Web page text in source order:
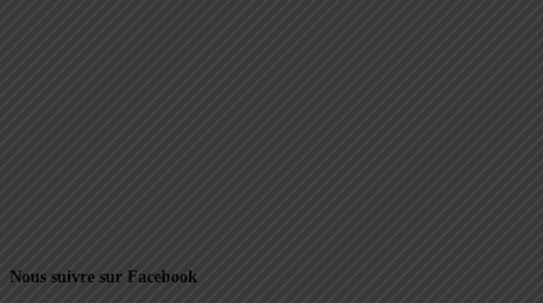
Nous suivre sur Facebook